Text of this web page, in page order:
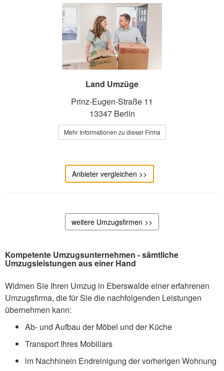
Land Umzüge
Prinz-Eugen-Straße 11
13347 Berlin
Mehr Informationen zu dieser Firma
Anbieter vergleichen >>
weitere Umzugsfirmen >>
Kompetente Umzugsunternehmen - sämtliche
Umzugsleistungen aus einer Hand
Widmen Sie Ihren Umzug in Eberswalde einer erfahrenen
Umzugsfirma, die für Sie die nachfolgenden Leistungen
übernehmen kann:
Ab- und Aufbau der Möbel und der Küche
Transport Ihres Mobiliars
im Nachhinein Endreinigung der vorherigen Wohnung